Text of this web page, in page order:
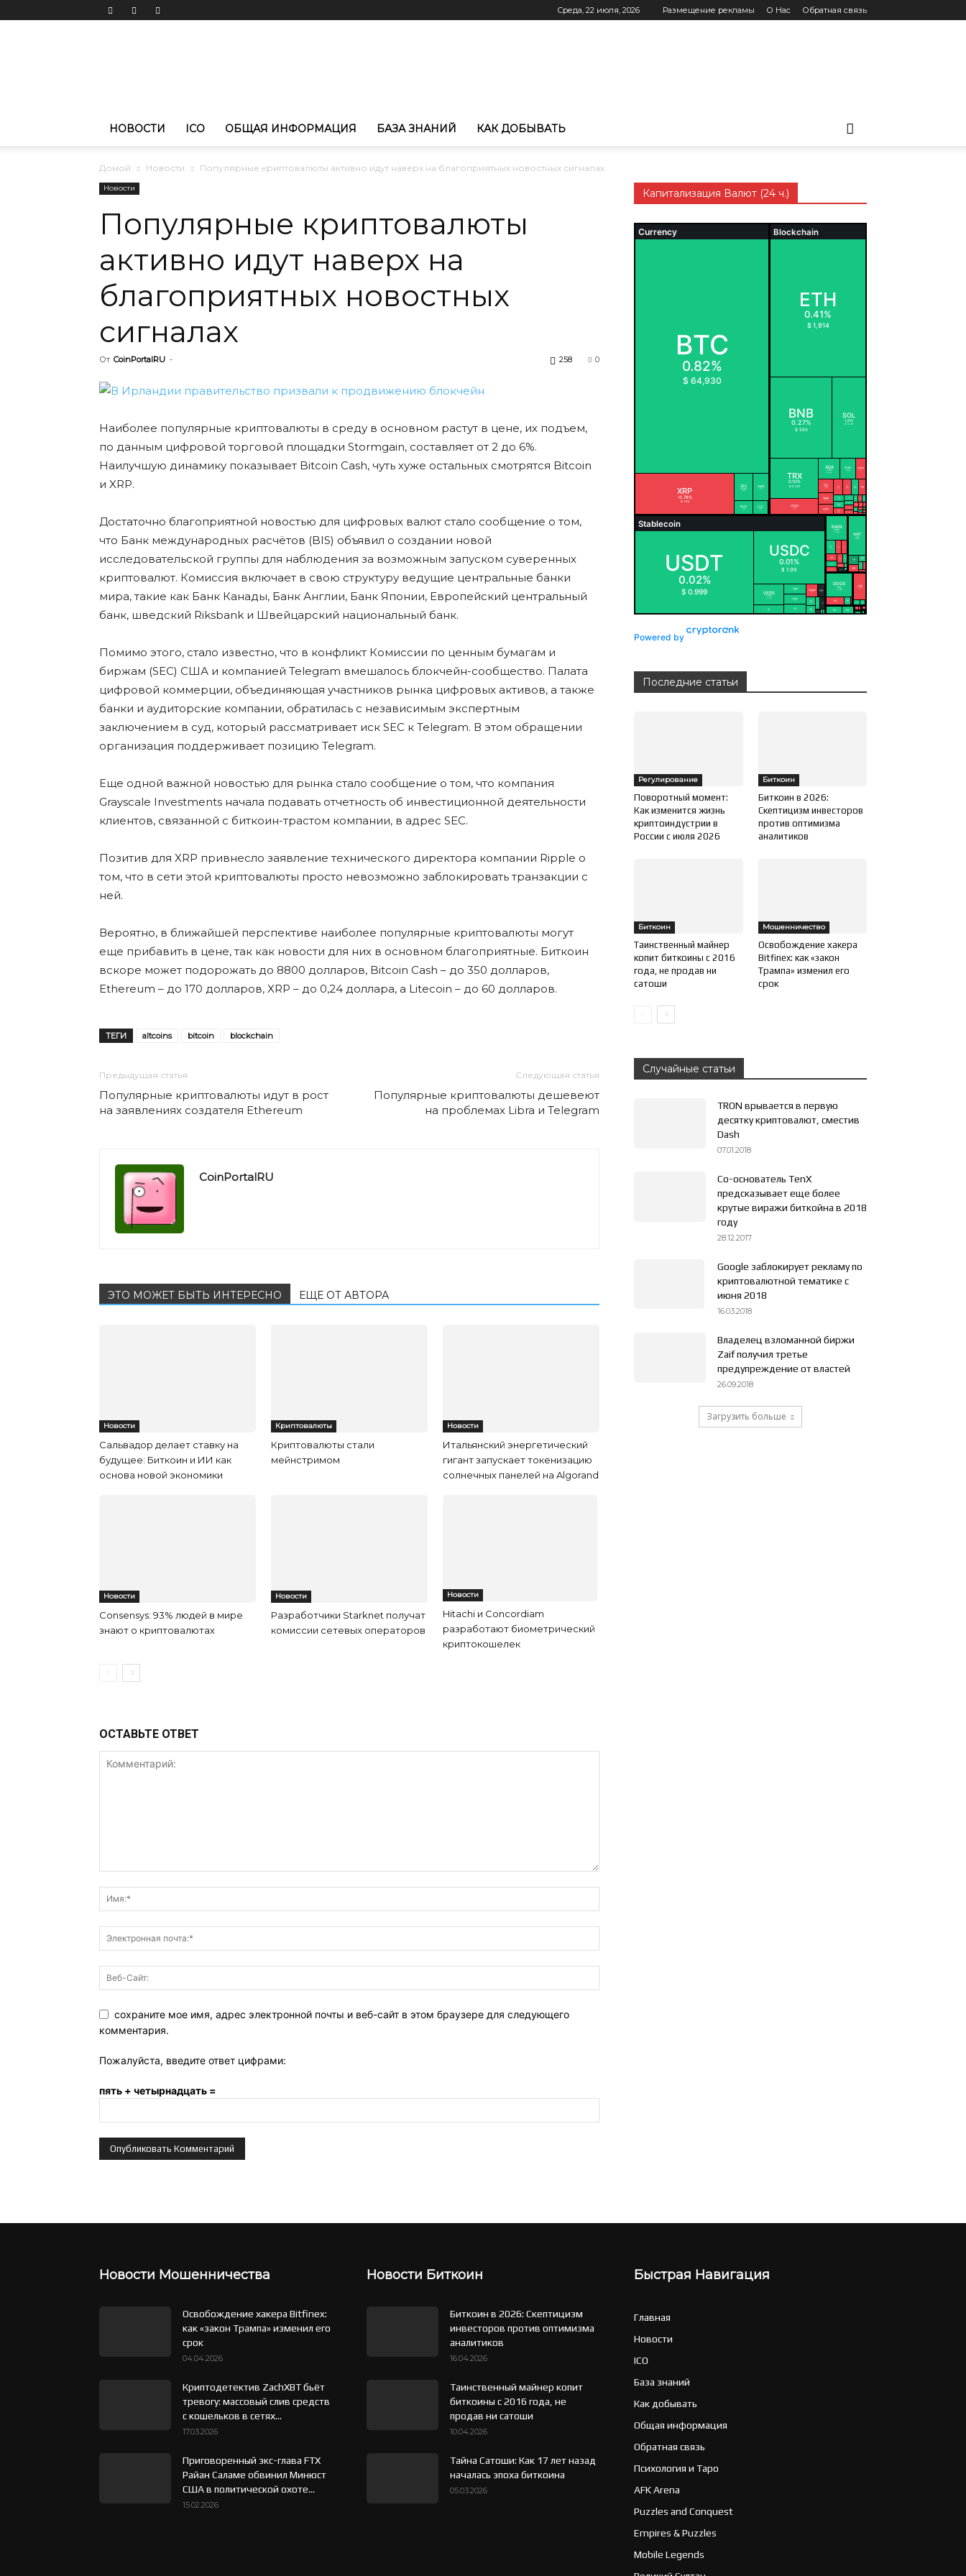
Среда, 22 июля, 2026 Размещение рекламы О Нас Обратная связь
НОВОСТИ ICO ОБЩАЯ ИНФОРМАЦИЯ БАЗА ЗНАНИЙ КАК ДОБЫВАТЬ
Домой Новости Популярные криптовалюты активно идут наверх на благоприятных новостных сигналах
Новости
Популярные криптовалюты
активно идут наверх на
благоприятных новостных
сигналах
От CoinPortalRU - 0
258
Наиболее популярные криптовалюты в среду в основном растут в цене, их подъем,
по данным цифровой торговой площадки Stormgain, составляет от 2 до 6%.
Наилучшую динамику показывает Bitcoin Cash, чуть хуже остальных смотрятся Bitcoin
и XRP.
Достаточно благоприятной новостью для цифровых валют стало сообщение о том,
что Банк международных расчётов (BIS) объявил о создании новой
исследовательской группы для наблюдения за возможным запуском суверенных
криптовалют. Комиссия включает в свою структуру ведущие центральные банки
мира, такие как Банк Канады, Банк Англии, Банк Японии, Европейский центральный
банк, шведский Riksbank и Швейцарский национальный банк.
Помимо этого, стало известно, что в конфликт Комиссии по ценным бумагам и
биржам (SEC) США и компанией Telegram вмешалось блокчейн-сообщество. Палата
цифровой коммерции, объединяющая участников рынка цифровых активов, а также
банки и аудиторские компании, обратилась с независимым экспертным
заключением в суд, который рассматривает иск SEC к Telegram. В этом обращении
организация поддерживает позицию Telegram.
Еще одной важной новостью для рынка стало сообщение о том, что компания
Grayscale Investments начала подавать отчетность об инвестиционной деятельности
клиентов, связанной с биткоин-трастом компании, в адрес SEC.
Позитив для XRP привнесло заявление технического директора компании Ripple о
том, что в сети этой криптовалюты просто невозможно заблокировать транзакции с
ней.
Вероятно, в ближайшей перспективе наиболее популярные криптовалюты могут
еще прибавить в цене, так как новости для них в основном благоприятные. Биткоин
вскоре может подорожать до 8800 долларов, Bitcoin Cash – до 350 долларов,
Ethereum – до 170 долларов, XRP – до 0,24 доллара, а Litecoin – до 60 долларов.
ТЕГИ altcoins bitcoin blockchain
Предыдущая статья
Популярные криптовалюты идут в рост
на заявлениях создателя Ethereum
Следующая статья
Популярные криптовалюты дешевеют
на проблемах Libra и Telegram
CoinPortalRU
ЭТО МОЖЕТ БЫТЬ ИНТЕРЕСНО ЕЩЕ ОТ АВТОРА
Новости
Сальвадор делает ставку на
будущее: Биткоин и ИИ как
основа новой экономики
Криптовалюты
Криптовалюты стали
мейнстримом
Новости
Итальянский энергетический
гигант запускает токенизацию
солнечных панелей на Algorand
Новости
Consensys: 93% людей в мире
знают о криптовалютах
Новости
Разработчики Starknet получат
комиссии сетевых операторов
Новости
Hitachi и Concordiam
разработают биометрический
криптокошелек
ОСТАВЬТЕ ОТВЕТ
сохраните мое имя, адрес электронной почты и веб-сайт в этом браузере для следующего
комментария.
Пожалуйста, введите ответ цифрами:
пять + четырнадцать =
Капитализация Валют (24 ч.)
Powered by
Последние статьи
Регулирование
Поворотный момент:
Как изменится жизнь
криптоиндустрии в
России с июля 2026
Биткоин
Биткоин в 2026:
Скептицизм инвесторов
против оптимизма
аналитиков
Биткоин
Таинственный майнер
копит биткоины с 2016
года, не продав ни
сатоши
Мошенничество
Освобождение хакера
Bitfinex: как «закон
Трампа» изменил его
срок
Случайные статьи
TRON врывается в первую
десятку криптовалют, сместив
Dash
07.01.2018
Со-основатель TenX
предсказывает еще более
крутые виражи биткойна в 2018
году
28.12.2017
Google заблокирует рекламу по
криптовалютной тематике с
июня 2018
16.03.2018
Владелец взломанной биржи
Zaif получил третье
предупреждение от властей
26.09.2018
Загрузить больше
Новости Мошенничества
Освобождение хакера Bitfinex:
как «закон Трампа» изменил его
срок
04.04.2026
Криптодетектив ZachXBT бьёт
тревогу: массовый слив средств
с кошельков в сетях...
17.03.2026
Приговоренный экс-глава FTX
Райан Саламе обвинил Минюст
США в политической охоте...
15.02.2026
Новости Биткоин
Биткоин в 2026: Скептицизм
инвесторов против оптимизма
аналитиков
16.04.2026
Таинственный майнер копит
биткоины с 2016 года, не
продав ни сатоши
10.04.2026
Тайна Сатоши: Как 17 лет назад
началась эпоха биткоина
05.03.2026
Быстрая Навигация
Главная
Новости
ICO
База знаний
Как добывать
Общая информация
Обратная связь
Психология и Таро
AFK Arena
Puzzles and Conquest
Empires & Puzzles
Mobile Legends